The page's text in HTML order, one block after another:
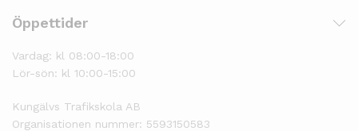
Öppettider
Vardag: kl 08:00-18:00
Lör-sön: kl 10:00-15:00
Kungälvs Trafikskola AB
Organisationen nummer: 5593150583